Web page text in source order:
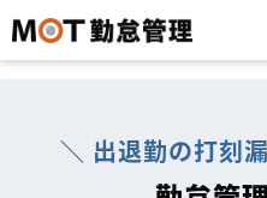
MOT勤怠管理
＼ 出退勤の打刻